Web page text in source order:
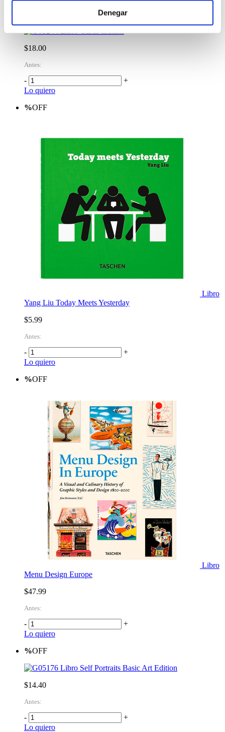
Denegar
Libro Curtis Indians
$18.00
Antes:
-
+
Lo quiero
%OFF
Libro
Yang Liu Today Meets Yesterday
$5.99
Antes:
-
+
Lo quiero
%OFF
Libro
Menu Design Europe
$47.99
Antes:
-
+
Lo quiero
%OFF
Libro Self Portraits Basic Art Edition
$14.40
Antes:
-
+
Lo quiero